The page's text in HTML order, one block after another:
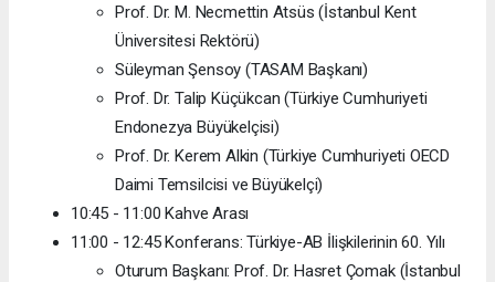
Prof. Dr. M. Necmettin Atsüs (İstanbul Kent
Üniversitesi Rektörü)
Süleyman Şensoy (TASAM Başkanı)
Prof. Dr. Talip Küçükcan (Türkiye Cumhuriyeti
Endonezya Büyükelçisi)
Prof. Dr. Kerem Alkin (Türkiye Cumhuriyeti OECD
Daimi Temsilcisi ve Büyükelçi)
10:45 - 11:00 Kahve Arası
11:00 - 12:45 Konferans: Türkiye-AB İlişkilerinin 60. Yılı
Oturum Başkanı: Prof. Dr. Hasret Çomak (İstanbul